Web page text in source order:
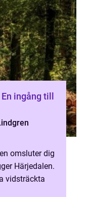
ingång till
omsluter dig
Härjedalen.
vidsträckta